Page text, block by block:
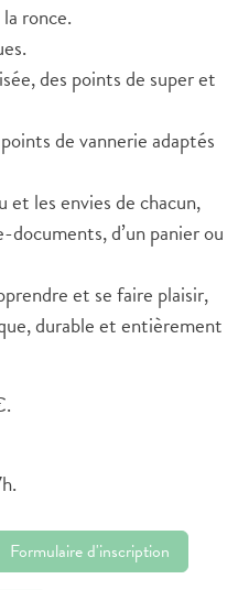
ronce.
des points de super et
de vannerie adaptés
et les envies de chacun,
documents, d’un panier ou
et se faire plaisir,
durable et entièrement
Formulaire d'inscription